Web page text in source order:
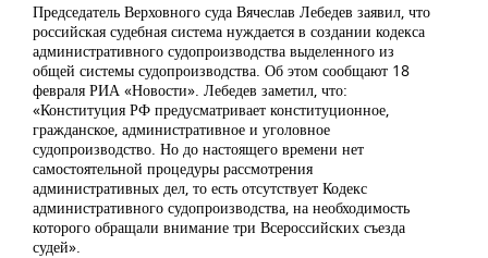
Председатель Верховного суда Вячеслав Лебедев заявил, что
российская судебная система нуждается в создании кодекса
административного судопроизводства выделенного из
общей системы судопроизводства. Об этом сообщают 18
февраля РИА «Новости». Лебедев заметил, что:
«Конституция РФ предусматривает конституционное,
гражданское, административное и уголовное
судопроизводство. Но до настоящего времени нет
самостоятельной процедуры рассмотрения
административных дел, то есть отсутствует Кодекс
административного судопроизводства, на необходимость
которого обращали внимание три Всероссийских съезда
судей».